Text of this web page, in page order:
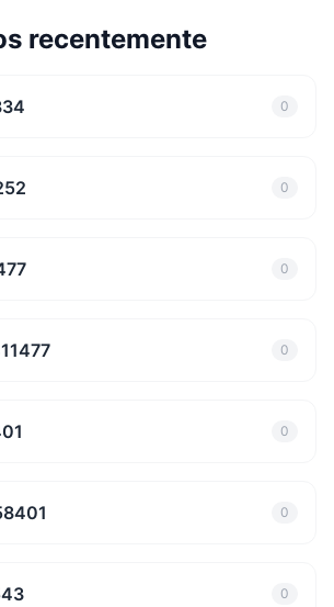
recentemente
0
0
0
0
0
0
0